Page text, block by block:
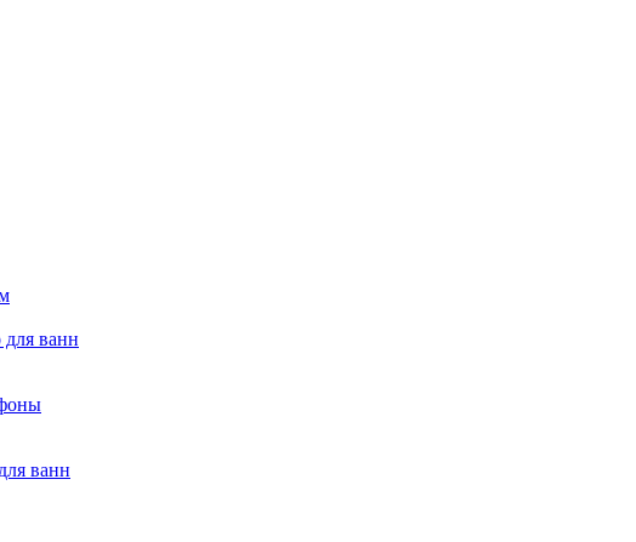
ванн
ванн